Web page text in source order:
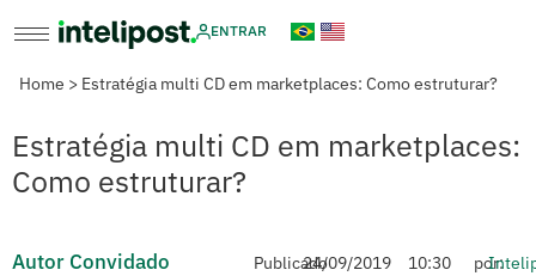
ENTRAR
Home > Estratégia multi CD em marketplaces: Como estruturar?
Estratégia multi CD em marketplaces:
Como estruturar?
Autor Convidado
Publicado24/09/2019 10:30 por: